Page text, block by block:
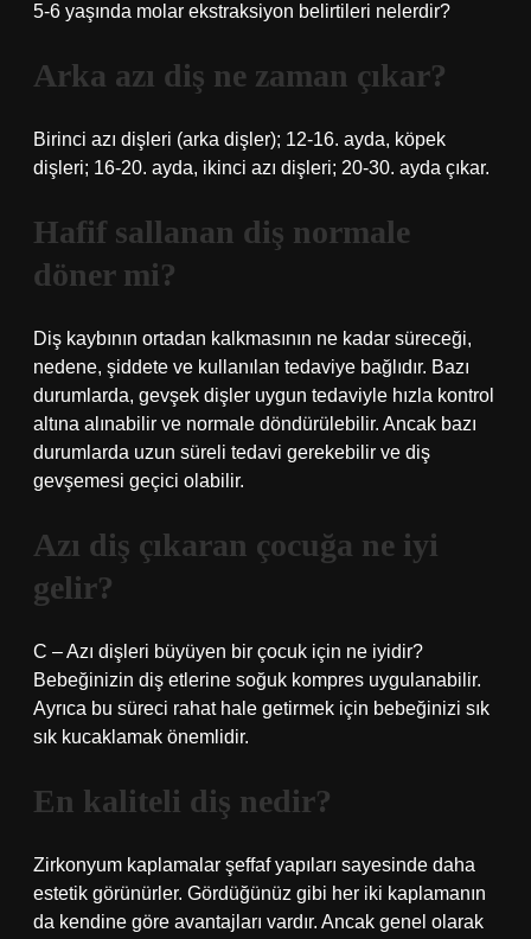
5-6 yaşında molar ekstraksiyon belirtileri nelerdir?
Arka azı diş ne zaman çıkar?
Birinci azı dişleri (arka dişler); 12-16. ayda, köpek
dişleri; 16-20. ayda, ikinci azı dişleri; 20-30. ayda çıkar.
Hafif sallanan diş normale
döner mi?
Diş kaybının ortadan kalkmasının ne kadar süreceği,
nedene, şiddete ve kullanılan tedaviye bağlıdır. Bazı
durumlarda, gevşek dişler uygun tedaviyle hızla kontrol
altına alınabilir ve normale döndürülebilir. Ancak bazı
durumlarda uzun süreli tedavi gerekebilir ve diş
gevşemesi geçici olabilir.
Azı diş çıkaran çocuğa ne iyi
gelir?
C – Azı dişleri büyüyen bir çocuk için ne iyidir?
Bebeğinizin diş etlerine soğuk kompres uygulanabilir.
Ayrıca bu süreci rahat hale getirmek için bebeğinizi sık
sık kucaklamak önemlidir.
En kaliteli diş nedir?
Zirkonyum kaplamalar şeffaf yapıları sayesinde daha
estetik görünürler. Gördüğünüz gibi her iki kaplamanın
da kendine göre avantajları vardır. Ancak genel olarak